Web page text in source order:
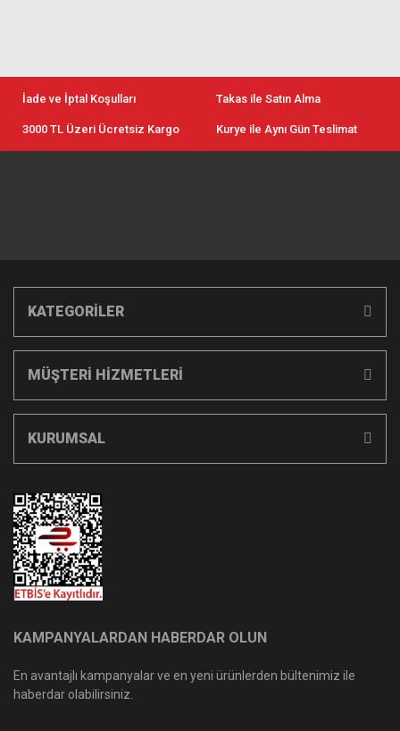
İade ve İptal Koşulları Takas ile Satın Alma
3000 TL Üzeri Ücretsiz Kargo Kurye ile Aynı Gün Teslimat
KATEGORİLER
MÜŞTERİ HİZMETLERİ
KURUMSAL
KAMPANYALARDAN HABERDAR OLUN
En avantajlı kampanyalar ve en yeni ürünlerden bültenimiz ile
haberdar olabilirsiniz.